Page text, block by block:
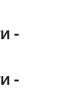
-
-